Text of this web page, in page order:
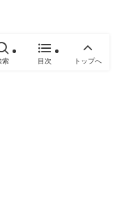
索 目次 トップへ